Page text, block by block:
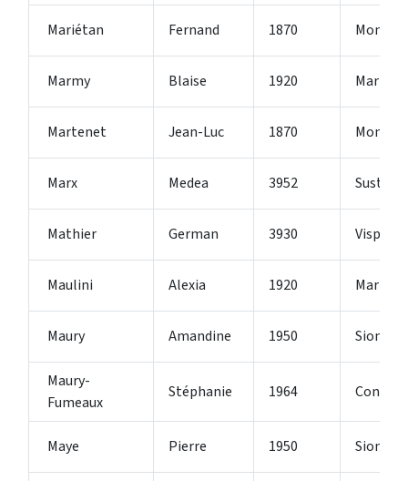
Mariétan Fernand 1870
Marmy Blaise 1920
Martenet Jean-Luc 1870
Marx Medea 3952 Susten
Mathier German 3930 Visp
Maulini Alexia 1920
Maury Amandine 1950 Sion 2
Maury-
Fumeaux
Stéphanie 1964 Conthey
Maye Pierre 1950 Sion